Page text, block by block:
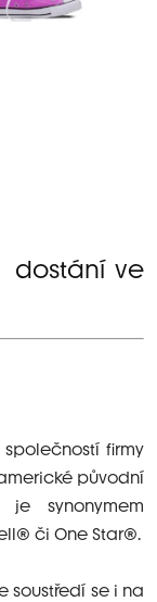
dostání ve
společností firmy
původní
je synonymem
či One Star®.
soustředí se i na